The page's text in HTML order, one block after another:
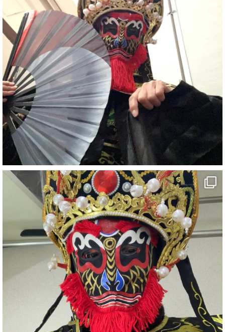
#Travel
#ehime
#旅行好きと繋がりたい
7 X
さらに読み込む